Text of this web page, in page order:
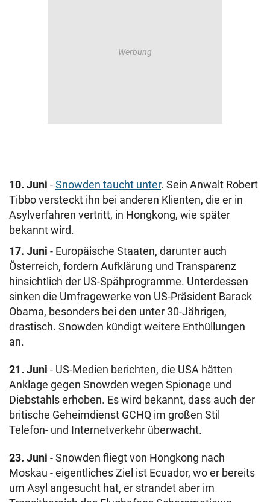
10. Juni -Snowden taucht unter. Sein Anwalt Robert
Tibbo versteckt ihn bei anderen Klienten, die er in
Asylverfahren vertritt, in Hongkong, wie später
bekannt wird.
17. Juni - Europäische Staaten, darunter auch
Österreich, fordern Aufklärung und Transparenz
hinsichtlich der US-Spähprogramme. Unterdessen
sinken die Umfragewerke von US-Präsident Barack
Obama, besonders bei den unter 30-Jährigen,
drastisch. Snowden kündigt weitere Enthüllungen
an.
21. Juni - US-Medien berichten, die USA hätten
Anklage gegen Snowden wegen Spionage und
Diebstahls erhoben. Es wird bekannt, dass auch der
britische Geheimdienst GCHQ im großen Stil
Telefon- und Internetverkehr überwacht.
23. Juni - Snowden fliegt von Hongkong nach
Moskau - eigentliches Ziel ist Ecuador, wo er bereits
um Asyl angesucht hat, er strandet aber im